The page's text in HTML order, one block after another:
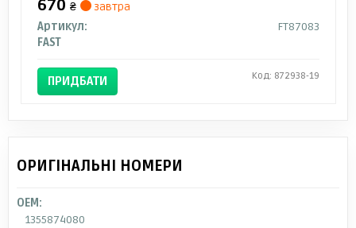
670 ₴
завтра
Артикул:
FT87083
FAST
ПРИДБАТИ Код: 872938-19
ОРИГІНАЛЬНІ НОМЕРИ
OEM:
1355874080